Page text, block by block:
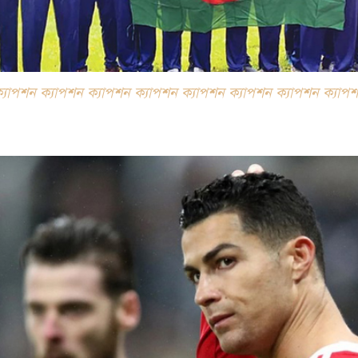
ক্যাপশন ক্যাপশন ক্যাপশন ক্যাপশন ক্যাপশন ক্যাপশন